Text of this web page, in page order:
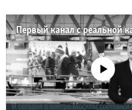
Первый канал с реальной
No media source